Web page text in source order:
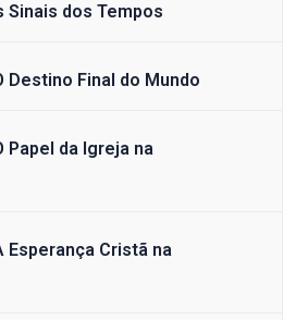
Sinais dos Tempos
Destino Final do Mundo
Papel da Igreja na
Esperança Cristã na